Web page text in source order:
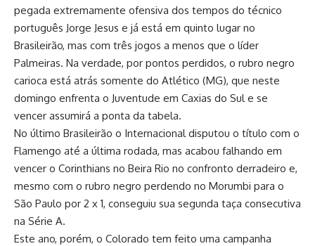
pegada extremamente ofensiva dos tempos do técnico
português Jorge Jesus e já está em quinto lugar no
Brasileirão, mas com três jogos a menos que o líder
Palmeiras. Na verdade, por pontos perdidos, o rubro negro
carioca está atrás somente do Atlético (MG), que neste
domingo enfrenta o Juventude em Caxias do Sul e se
vencer assumirá a ponta da tabela.
No último Brasileirão o Internacional disputou o título com o
Flamengo até a última rodada, mas acabou falhando em
vencer o Corinthians no Beira Rio no confronto derradeiro e,
mesmo com o rubro negro perdendo no Morumbi para o
São Paulo por 2 x 1, conseguiu sua segunda taça consecutiva
na Série A.
Este ano, porém, o Colorado tem feito uma campanha